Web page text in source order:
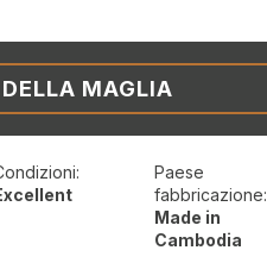
MAGLIA
Paese
fabbricazione:
Made in
Cambodia